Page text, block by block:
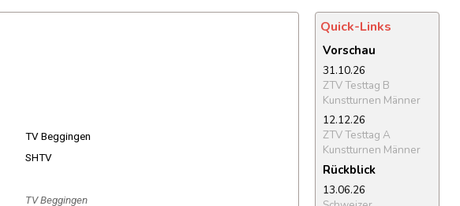
TV Beggingen
SHTV
TV Beggingen
Quick-Links
Vorschau
31.10.26
ZTV Testtag B
Kunstturnen Männer
12.12.26
ZTV Testtag A
Kunstturnen Männer
Rückblick
13.06.26